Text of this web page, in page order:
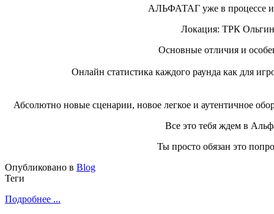
АЛЬФАТАГ уже в процессе и
Локация: ТРК
Основные отличия и
Онлайн статистика каждого раунда как для
Абсолютно новые сценарии, новое легкое и аутентичное
Все это тебя ждем в
Ты просто обязан это
Опубликовано в Blog
Теги
Подробнее ...